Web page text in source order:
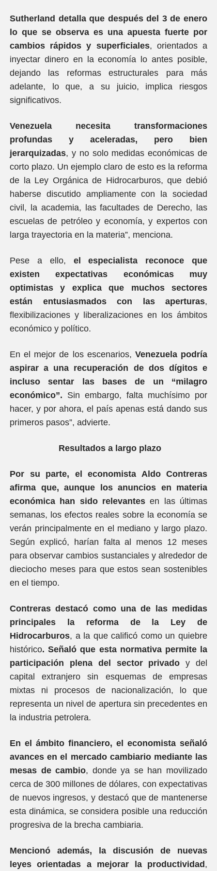
Sutherland detalla que después del 3 de enero
lo que se observa es una apuesta fuerte por
cambios rápidos y superficiales, orientados a
inyectar dinero en la economía lo antes posible,
dejando las reformas estructurales para más
adelante, lo que, a su juicio, implica riesgos
significativos.
Venezuela necesita transformaciones
profundas y aceleradas, pero bien
jerarquizadas, y no solo medidas económicas de
corto plazo. Un ejemplo claro de esto es la reforma
de la Ley Orgánica de Hidrocarburos, que debió
haberse discutido ampliamente con la sociedad
civil, la academia, las facultades de Derecho, las
escuelas de petróleo y economía, y expertos con
larga trayectoria en la materia”, menciona.
Pese a ello, el especialista reconoce que
existen expectativas económicas muy
optimistas y explica que muchos sectores
están entusiasmados con las aperturas,
flexibilizaciones y liberalizaciones en los ámbitos
económico y político.
En el mejor de los escenarios, Venezuela podría
aspirar a una recuperación de dos dígitos e
incluso sentar las bases de un “milagro
económico”. Sin embargo, falta muchísimo por
hacer, y por ahora, el país apenas está dando sus
primeros pasos”, advierte.
Resultados a largo plazo
Por su parte, el economista Aldo Contreras
afirma que, aunque los anuncios en materia
económica han sido relevantes en las últimas
semanas, los efectos reales sobre la economía se
verán principalmente en el mediano y largo plazo.
Según explicó, harían falta al menos 12 meses
para observar cambios sustanciales y alrededor de
dieciocho meses para que estos sean sostenibles
en el tiempo.
Contreras destacó como una de las medidas
principales la reforma de la Ley de
Hidrocarburos, a la que calificó como un quiebre
histórico. Señaló que esta normativa permite la
participación plena del sector privado y del
capital extranjero sin esquemas de empresas
mixtas ni procesos de nacionalización, lo que
representa un nivel de apertura sin precedentes en
la industria petrolera.
En el ámbito financiero, el economista señaló
avances en el mercado cambiario mediante las
mesas de cambio, donde ya se han movilizado
cerca de 300 millones de dólares, con expectativas
de nuevos ingresos, y destacó que de mantenerse
esta dinámica, se considera posible una reducción
progresiva de la brecha cambiaria.
Mencionó además, la discusión de nuevas
leyes orientadas a mejorar la productividad ,